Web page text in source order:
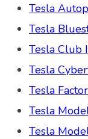
Tesla
Tesla
Tesla Club
Tesla
Tesla
Tesla
Tesla